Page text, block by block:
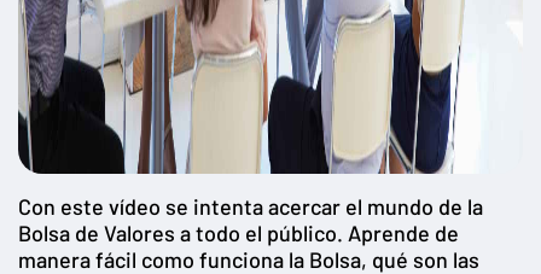
Con este vídeo se intenta acercar el mundo de la
Bolsa de Valores a todo el público. Aprende de
manera fácil como funciona la Bolsa, qué son las